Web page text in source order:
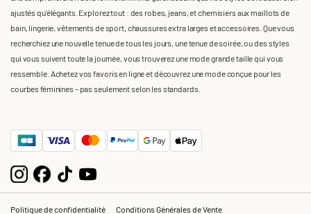
ajustés qu'élégants. Explorez tout : des robes, jeans, et chemisiers aux maillots de
bain, lingerie, vêtements de sport, chaussures extra larges et accessoires. Que vous
recherchiez une nouvelle tenue de tous les jours, une tenue de soirée, ou des styles
qui vous suivent toute la journée, vous trouverez une mode grande taille qui vous
ressemble. Achetez vos favoris en ligne et découvrez une mode conçue pour les
courbes féminines – pas seulement selon les standards.
Politique de confidentialité Conditions Générales de Vente